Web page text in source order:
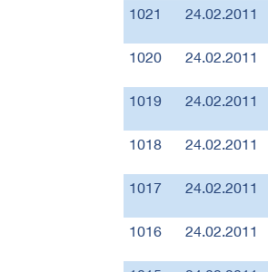
1021
24.02.2011
1020
24.02.2011
1019
24.02.2011
1018
24.02.2011
1017
24.02.2011
1016
24.02.2011